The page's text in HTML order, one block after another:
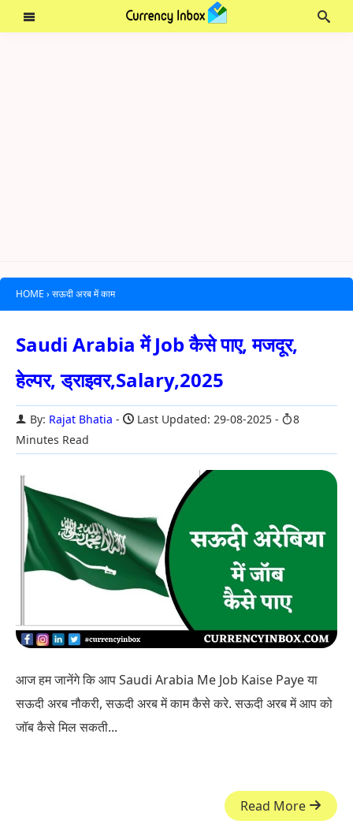
HOME › सऊदी अरब में काम
Saudi Arabia में Job कैसे पाए, मजदूर,
हेल्पर, ड्राइवर,Salary,2025
By: Rajat Bhatia Last Updated: 29-08-2025
8
Minutes Read
आज हम जानेंगे कि आप Saudi Arabia Me Job Kaise Paye या
सऊदी अरब नौकरी, सऊदी अरब में काम कैसे करे. सऊदी अरब में आप को
जॉब कैसे मिल सकती...
Read More